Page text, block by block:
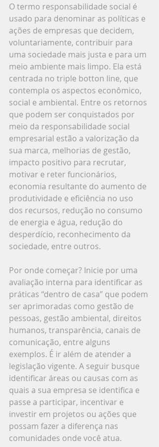
O termo responsabilidade social é
usado para denominar as políticas e
ações de empresas que decidem,
voluntariamente, contribuir para
uma sociedade mais justa e para um
meio ambiente mais limpo. Ela está
centrada no triple botton line, que
contempla os aspectos econômico,
social e ambiental. Entre os retornos
que podem ser conquistados por
meio da responsabilidade social
empresarial estão a valorização da
sua marca, melhorias de gestão,
impacto positivo para recrutar,
motivar e reter funcionários,
economia resultante do aumento de
produtividade e eficiência no uso
dos recursos, redução no consumo
de energia e água, redução do
desperdício, reconhecimento da
sociedade, entre outros.
Por onde começar? Inicie por uma
avaliação interna para identificar as
práticas “dentro de casa” que podem
ser aprimoradas como gestão de
pessoas, gestão ambiental, direitos
humanos, transparência, canais de
comunicação, entre alguns
exemplos. É ir além de atender a
legislação vigente. A seguir busque
identificar áreas ou causas com as
quais a sua empresa se identifica e
passe a participar, incentivar e
investir em projetos ou ações que
possam fazer a diferença nas
comunidades onde você atua.